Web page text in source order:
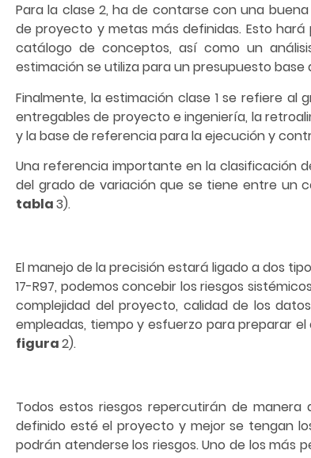
Para la clase 2, ha de contarse con una
de proyecto y metas más definidas. Esto
catálogo de conceptos, así como un
estimación se utiliza para un presupuesto
Finalmente, la estimación clase 1 se refiere
entregables de proyecto e ingeniería, la
y la base de referencia para la ejecución y
Una referencia importante en la clasificación
del grado de variación que se tiene entre un
tabla3).
El manejo de la precisión estará ligado a dos
17-R97, podemos concebir los riesgos
complejidad del proyecto, calidad de los
empleadas, tiempo y esfuerzo para preparar
figura2).
Todos estos riesgos repercutirán de
definido esté el proyecto y mejor se tengan
podrán atenderse los riesgos. Uno de los más